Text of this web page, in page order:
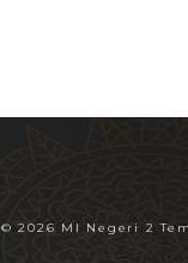
© 2026 MI Negeri 2